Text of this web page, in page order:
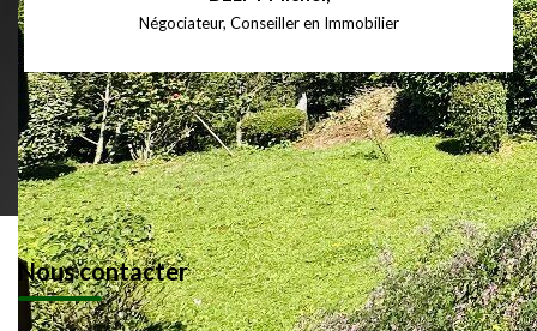
Négociateur, Conseiller en Immobilier
Nous contacter